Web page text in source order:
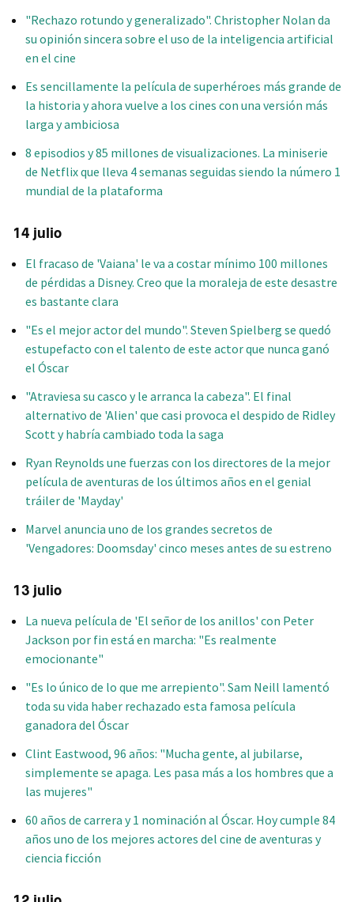
"Rechazo rotundo y generalizado". Christopher Nolan da
su opinión sincera sobre el uso de la inteligencia artificial
en el cine
Es sencillamente la película de superhéroes más grande de
la historia y ahora vuelve a los cines con una versión más
larga y ambiciosa
8 episodios y 85 millones de visualizaciones. La miniserie
de Netflix que lleva 4 semanas seguidas siendo la número 1
mundial de la plataforma
14 julio
El fracaso de 'Vaiana' le va a costar mínimo 100 millones
de pérdidas a Disney. Creo que la moraleja de este desastre
es bastante clara
"Es el mejor actor del mundo". Steven Spielberg se quedó
estupefacto con el talento de este actor que nunca ganó
el Óscar
"Atraviesa su casco y le arranca la cabeza". El final
alternativo de 'Alien' que casi provoca el despido de Ridley
Scott y habría cambiado toda la saga
Ryan Reynolds une fuerzas con los directores de la mejor
película de aventuras de los últimos años en el genial
tráiler de 'Mayday'
Marvel anuncia uno de los grandes secretos de
'Vengadores: Doomsday' cinco meses antes de su estreno
13 julio
La nueva película de 'El señor de los anillos' con Peter
Jackson por fin está en marcha: "Es realmente
emocionante"
"Es lo único de lo que me arrepiento". Sam Neill lamentó
toda su vida haber rechazado esta famosa película
ganadora del Óscar
Clint Eastwood, 96 años: "Mucha gente, al jubilarse,
simplemente se apaga. Les pasa más a los hombres que a
las mujeres"
60 años de carrera y 1 nominación al Óscar. Hoy cumple 84
años uno de los mejores actores del cine de aventuras y
ciencia ficción